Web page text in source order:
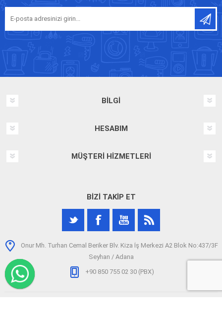
BILGI
HESABIM
MÜŞTERI HIZMETLERI
BIZI TAKIP ET
Onur Mh. Turhan Cemal Beriker Blv. Kiza İş Merkezi A2 Blok No:437/3F
Seyhan / Adana
+90 850 755 02 30 (PBX)